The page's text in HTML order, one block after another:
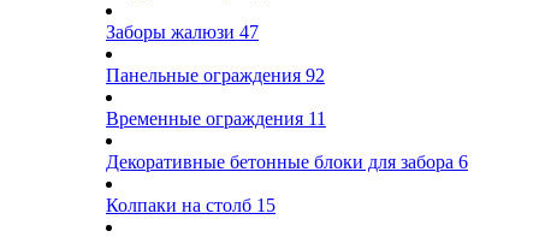
Заборы жалюзи 47
Панельные ограждения 92
Временные ограждения 11
Декоративные бетонные блоки для забора 6
Колпаки на столб 15